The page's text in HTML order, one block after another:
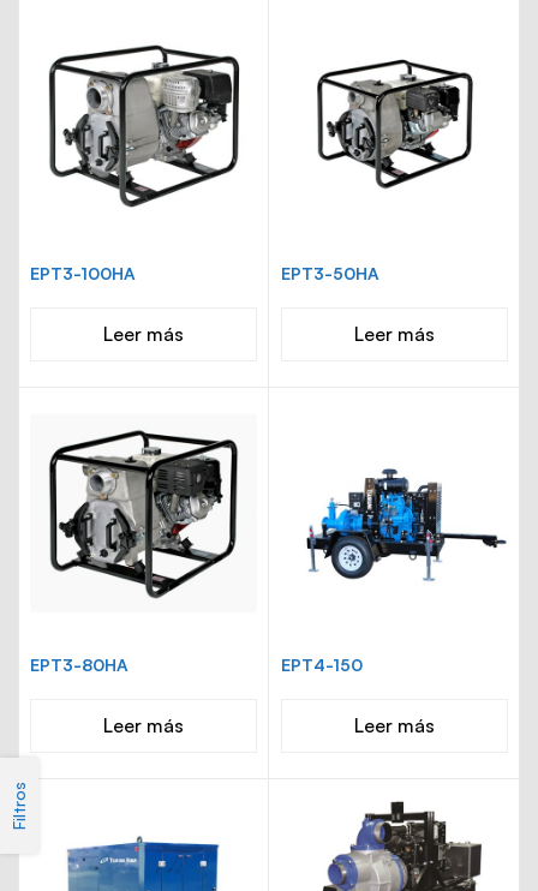
Filtros
EPT3-100HA
Leer más
EPT3-50HA
Leer más
EPT3-80HA
Leer más
EPT4-150
Leer más